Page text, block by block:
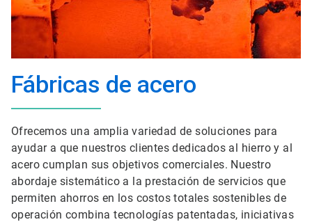
Fábricas de acero
Ofrecemos una amplia variedad de soluciones para
ayudar a que nuestros clientes dedicados al hierro y al
acero cumplan sus objetivos comerciales. Nuestro
abordaje sistemático a la prestación de servicios que
permiten ahorros en los costos totales sostenibles de
operación combina tecnologías patentadas, iniciativas